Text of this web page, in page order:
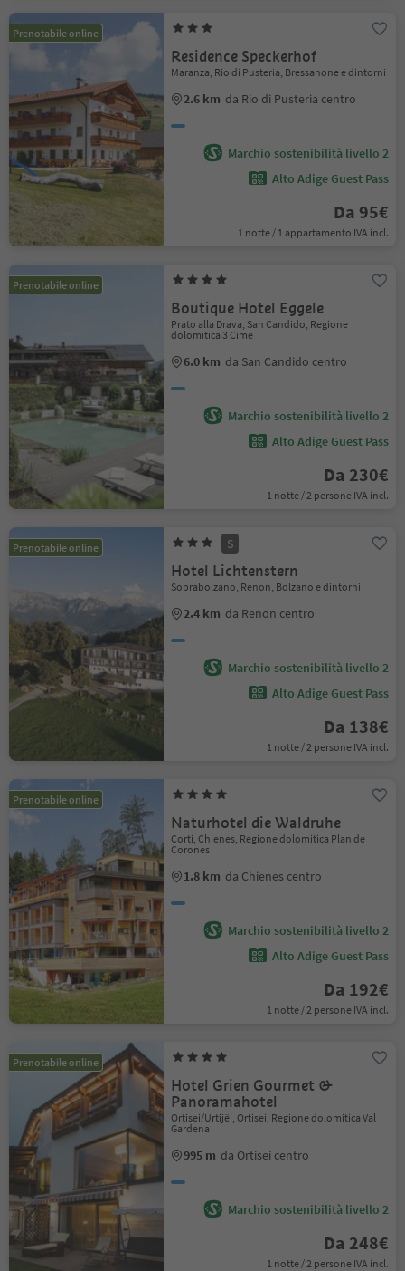
Prenotabile online
Residence Speckerhof
Maranza, Rio di Pusteria, Bressanone e dintorni
2.6 km da Rio di Pusteria centro
Marchio sostenibilità livello 2
Alto Adige Guest Pass
Da 95€
1 notte / 1 appartamento IVA incl.
Prenotabile online
Boutique Hotel Eggele
Prato alla Drava, San Candido, Regione
dolomitica 3 Cime
6.0 km da San Candido centro
Marchio sostenibilità livello 2
Alto Adige Guest Pass
Da 230€
1 notte / 2 persone IVA incl.
Prenotabile online S
Hotel Lichtenstern
Soprabolzano, Renon, Bolzano e dintorni
2.4 km da Renon centro
Marchio sostenibilità livello 2
Alto Adige Guest Pass
Da 138€
1 notte / 2 persone IVA incl.
Prenotabile online
Naturhotel die Waldruhe
Corti, Chienes, Regione dolomitica Plan de
Corones
1.8 km da Chienes centro
Marchio sostenibilità livello 2
Alto Adige Guest Pass
Da 192€
1 notte / 2 persone IVA incl.
Prenotabile online
Hotel Grien Gourmet &
Panoramahotel
Ortisei/Urtijëi, Ortisei, Regione dolomitica Val
Gardena
995 m da Ortisei centro
Marchio sostenibilità livello 2
Da 248€
1 notte / 2 persone IVA incl.